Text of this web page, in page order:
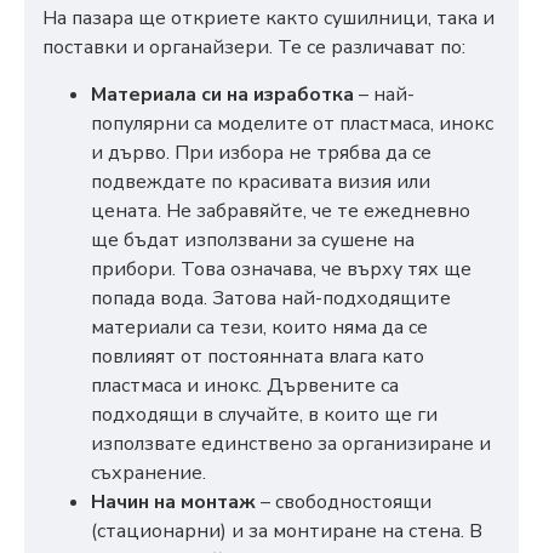
На пазара ще откриете както сушилници, така и
поставки и органайзери. Те се различават по:
Материала си на изработка – най-
популярни са моделите от пластмаса, инокс
и дърво. При избора не трябва да се
подвеждате по красивата визия или
цената. Не забравяйте, че те ежедневно
ще бъдат използвани за сушене на
прибори. Това означава, че върху тях ще
попада вода. Затова най-подходящите
материали са тези, които няма да се
повлияят от постоянната влага като
пластмаса и инокс. Дървените са
подходящи в случайте, в които ще ги
използвате единствено за организиране и
съхранение.
Начин на монтаж– свободностоящи
(стационарни) и за монтиране на стена. В